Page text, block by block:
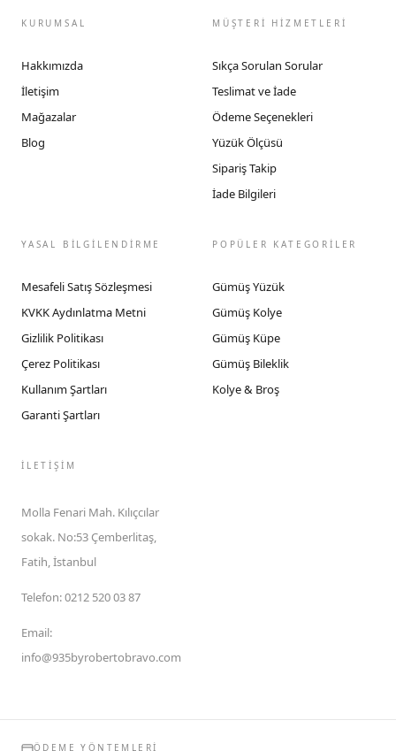
KURUMSAL
Hakkımızda
İletişim
Mağazalar
Blog
MÜŞTERİ HİZMETLERİ
Sıkça Sorulan Sorular
Teslimat ve İade
Ödeme Seçenekleri
Yüzük Ölçüsü
Sipariş Takip
İade Bilgileri
YASAL BİLGİLENDİRME
Mesafeli Satış Sözleşmesi
KVKK Aydınlatma Metni
Gizlilik Politikası
Çerez Politikası
Kullanım Şartları
Garanti Şartları
POPÜLER KATEGORİLER
Gümüş Yüzük
Gümüş Kolye
Gümüş Küpe
Gümüş Bileklik
Kolye & Broş
İLETIŞIM
Molla Fenari Mah. Kılıçcılar
sokak. No:53 Çemberlitaş,
Fatih, İstanbul
Telefon:0212 520 03 87
Email:
info@935byrobertobravo.com
ÖDEME YÖNTEMLERI